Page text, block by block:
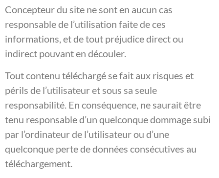
Concepteur du site ne sont en aucun cas
responsable de l’utilisation faite de ces
informations, et de tout préjudice direct ou
indirect pouvant en découler.
Tout contenu téléchargé se fait aux risques et
périls de l’utilisateur et sous sa seule
responsabilité. En conséquence, ne saurait être
tenu responsable d’un quelconque dommage subi
par l’ordinateur de l’utilisateur ou d’une
quelconque perte de données consécutives au
téléchargement.